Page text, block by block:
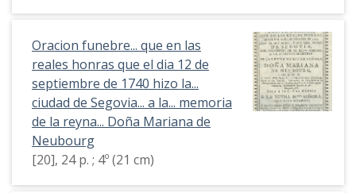
Oracion funebre... que en las
reales honras que el dia 12 de
septiembre de 1740 hizo la...
ciudad de Segovia... a la... memoria
de la reyna... Doña Mariana de
Neubourg
[20], 24 p. ; 4º (21 cm)